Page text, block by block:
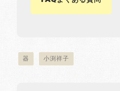
器 小渕祥子